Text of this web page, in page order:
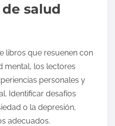
salud
libros que resuenen con
mental, los lectores
personales y
Identificar desafíos
o la depresión,
adecuados.